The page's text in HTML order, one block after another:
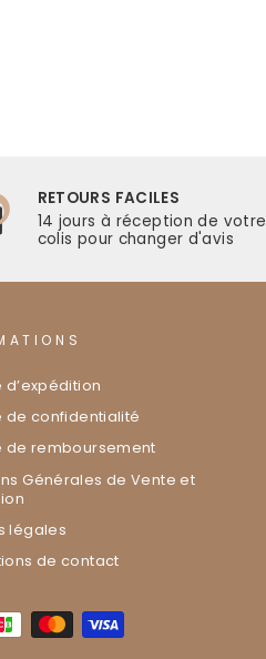
RETOURS FACILES
14 jours à réception de votre
colis pour changer d'avis
d’expédition
de confidentialité
de remboursement
Générales de Vente et
légales
de contact